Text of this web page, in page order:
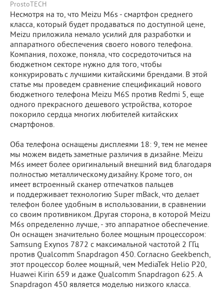
ProstoTECH
Несмотря на то, что Meizu M6s - смартфон среднего
класса, который будет продаваться по доступной цене,
Meizu приложила немало усилий для разработки и
аппаратного обеспечения своего нового телефона.
Компания, похоже, поняла, что сосредоточиться на
бюджетном секторе нужно для того, чтобы
конкурировать с лучшими китайскими брендами. В этой
статье мы проведем сравнение спецификаций нового
бюджетного телефона Meizu M6S против Redmi 5, еще
одного прекрасного дешевого устройства, которое
покорило сердца многих любителей китайских
смартфонов.
Оба телефона оснащены дисплеями 18: 9, тем не менее
мы можем видеть заметные различия в дизайне. Meizu
M6s имеет более оригинальный внешний вид благодаря
полностью металлическому дизайну. Кроме того, он
имеет встроенный сканер отпечатков пальцев
и поддерживает технологию Super mBack, что делает
телефон более удобным в использовании, в сравнении
со своим противником. Другая сторона, в которой Meizu
M6s определенно лучше, - это аппаратное обеспечение.
Он оснащен значительно более мощным процессором:
Samsung Exynos 7872 с максимальной частотой 2 ГГц
против Qualcomm Snapdragon 450. Согласно Geekbench,
этот процессор более мощный, чем MediaTek Helio P20,
Huawei Kirin 659 и даже Qualcomm Snapdragon 625. А
Snapdragon 450 является моделью низкого класса.